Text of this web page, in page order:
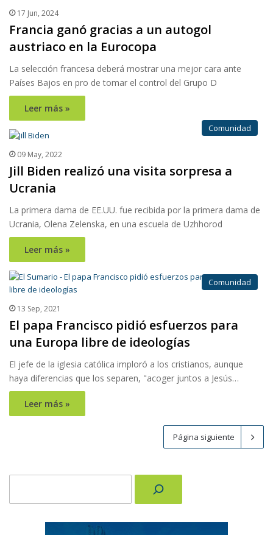
17 Jun, 2024
Francia ganó gracias a un autogol
austriaco en la Eurocopa
La selección francesa deberá mostrar una mejor cara ante
Países Bajos en pro de tomar el control del Grupo D
Leer más »
Comunidad
09 May, 2022
Jill Biden realizó una visita sorpresa a
Ucrania
La primera dama de EE.UU. fue recibida por la primera dama de
Ucrania, Olena Zelenska, en una escuela de Uzhhorod
Leer más »
Comunidad
13 Sep, 2021
El papa Francisco pidió esfuerzos para
una Europa libre de ideologías
El jefe de la iglesia católica imploró a los cristianos, aunque
haya diferencias que los separen, "acoger juntos a Jesús…
Leer más »
Página siguiente